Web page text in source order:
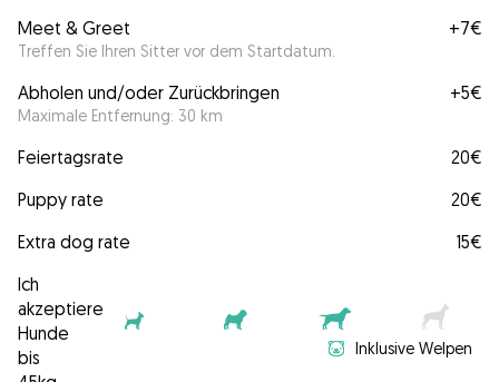
Meet & Greet
Treffen Sie Ihren Sitter vor dem Startdatum.
+7€
Abholen und/oder Zurückbringen
Maximale Entfernung: 30 km
+5€
Feiertagsrate
20€
Puppy rate
20€
Extra dog rate
15€
Ich
akzeptiere
Hunde
bis
Inklusive Welpen